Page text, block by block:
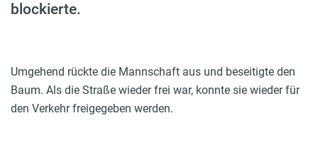
blockierte.
Umgehend rückte die Mannschaft aus und beseitigte den
Baum. Als die Straße wieder frei war, konnte sie wieder für
den Verkehr freigegeben werden.